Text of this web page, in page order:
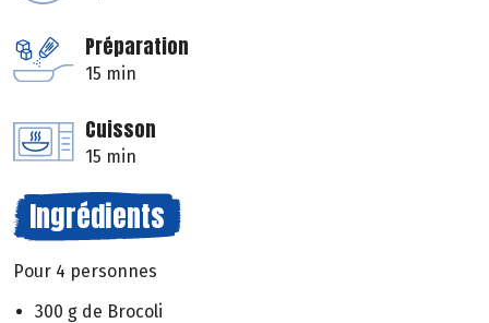
Préparation
15 min
Cuisson
15 min
Ingrédients
Pour 4 personnes
300 g de Brocoli